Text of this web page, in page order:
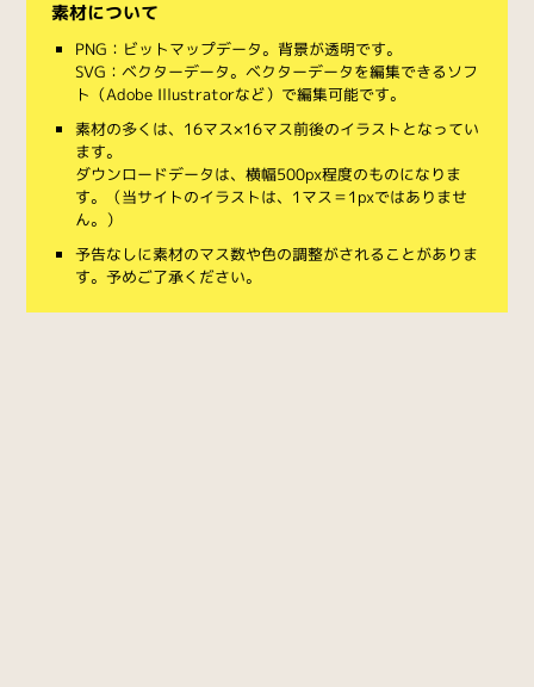
素材について
PNG：ビットマップデータ。背景が透明です。
SVG：ベクターデータ。ベクターデータを編集できるソフ
ト（Adobe Illustratorなど）で編集可能です。
素材の多くは、16マス×16マス前後のイラストとなってい
ます。
ダウンロードデータは、横幅500px程度のものになりま
す。（当サイトのイラストは、1マス＝1pxではありませ
ん。）
予告なしに素材のマス数や色の調整がされることがありま
す。予めご了承ください。